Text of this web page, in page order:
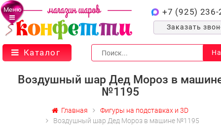
Меню +7 (925) 236-
Заказать
Каталог
Воздушный шар Дед Мороз в
№1195
Главная
Фигуры на подставках и 3D
Воздушный шар Дед Мороз в машине №1195